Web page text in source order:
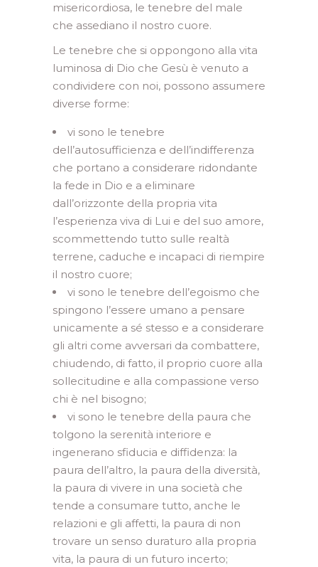
misericordiosa, le tenebre del male
che assediano il nostro cuore.
Le tenebre che si oppongono alla vita
luminosa di Dio che Gesù è venuto a
condividere con noi, possono assumere
diverse forme:
vi sono le tenebre
dell’autosufficienza e dell’indifferenza
che portano a considerare ridondante
la fede in Dio e a eliminare
dall’orizzonte della propria vita
l’esperienza viva di Lui e del suo amore,
scommettendo tutto sulle realtà
terrene, caduche e incapaci di riempire
il nostro cuore;
vi sono le tenebre dell’egoismo che
spingono l’essere umano a pensare
unicamente a sé stesso e a considerare
gli altri come avversari da combattere,
chiudendo, di fatto, il proprio cuore alla
sollecitudine e alla compassione verso
chi è nel bisogno;
vi sono le tenebre della paura che
tolgono la serenità interiore e
ingenerano sfiducia e diffidenza: la
paura dell’altro, la paura della diversità,
la paura di vivere in una società che
tende a consumare tutto, anche le
relazioni e gli affetti, la paura di non
trovare un senso duraturo alla propria
vita, la paura di un futuro incerto;